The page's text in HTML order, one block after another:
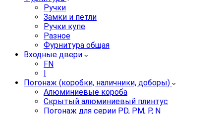
Ручки
Замки и петли
Ручки купе
Разное
Фурнитура общая
Входные двери
FN
I
Погонаж (коробки, наличники, доборы)
Алюминиевые короба
Скрытый алюминиевый плинтус
Погонаж для серии PD, PM, P, N